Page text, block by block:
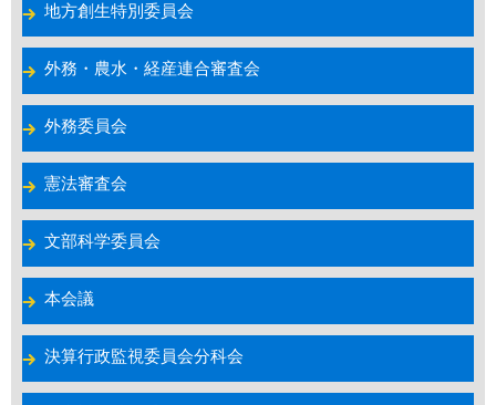
地方創生特別委員会
外務・農水・経産連合審査会
外務委員会
憲法審査会
文部科学委員会
本会議
決算行政監視委員会分科会